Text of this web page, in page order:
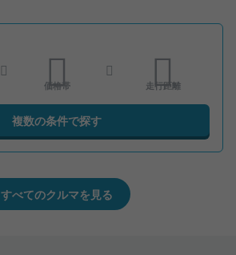
価格帯 走行距離
複数の条件で探す
すべてのクルマを見る